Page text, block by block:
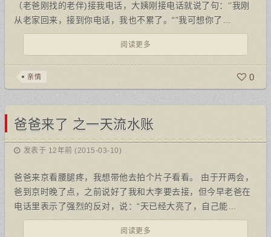
（老爸刚找的老伴)接我电话，大姨刚接电话就说了句：‘’我刚
从老家回来，接到你电话，我也不累了。“”我可想你了…
阅读更多
亲情 0
爸爸来了 之一天流水账
发表于 12年前 (2015-03-10)
爸爸来京看腰腿疼，我想带他去拍个片子看看。 由于开两会，
爸到京时晚了点，之前说好了我和大李要去接，但今早老爸在
电话里表示了强烈的反对，说：“天已经大亮了，自己能…
阅读更多